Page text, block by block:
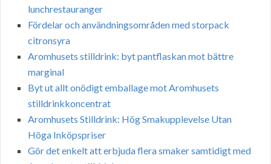
lunchrestauranger
Fördelar och användningsområden med storpack
citronsyra
Aromhusets stilldrink: byt pantflaskan mot bättre
marginal
Byt ut allt onödigt emballage mot Aromhusets
stilldrinkkoncentrat
Aromhusets Stilldrink: Hög Smakupplevelse Utan
Höga Inköpspriser
Gör det enkelt att erbjuda flera smaker samtidigt med